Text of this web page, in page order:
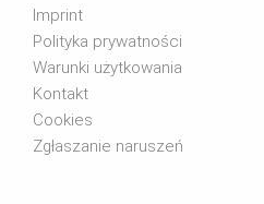
Imprint
Polityka prywatności
Warunki użytkowania
Kontakt
Cookies
Zgłaszanie naruszeń